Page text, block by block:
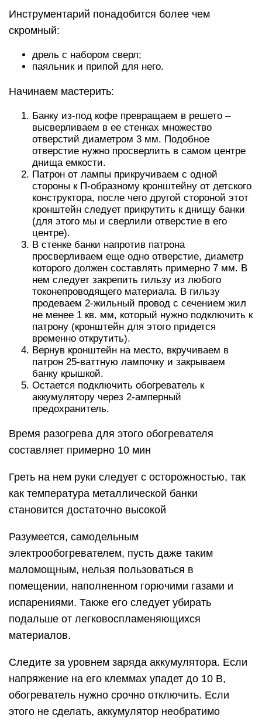
Инструментарий понадобится более чем
скромный:
дрель с набором сверл;
паяльник и припой для него.
Начинаем мастерить:
Банку из-под кофе превращаем в решето –
высверливаем в ее стенках множество
отверстий диаметром 3 мм. Подобное
отверстие нужно просверлить в самом центре
днища емкости.
Патрон от лампы прикручиваем с одной
стороны к П-образному кронштейну от детского
конструктора, после чего другой стороной этот
кронштейн следует прикрутить к днищу банки
(для этого мы и сверлили отверстие в его
центре).
В стенке банки напротив патрона
просверливаем еще одно отверстие, диаметр
которого должен составлять примерно 7 мм. В
нем следует закрепить гильзу из любого
токонепроводящего материала. В гильзу
продеваем 2-жильный провод с сечением жил
не менее 1 кв. мм, который нужно подключить к
патрону (кронштейн для этого придется
временно открутить).
Вернув кронштейн на место, вкручиваем в
патрон 25-ваттную лампочку и закрываем
банку крышкой.
Остается подключить обогреватель к
аккумулятору через 2-амперный
предохранитель.
Время разогрева для этого обогревателя
составляет примерно 10 мин
Греть на нем руки следует с осторожностью, так
как температура металлической банки
становится достаточно высокой
Разумеется, самодельным
электрообогревателем, пусть даже таким
маломощным, нельзя пользоваться в
помещении, наполненном горючими газами и
испарениями. Также его следует убирать
подальше от легковоспламеняющихся
материалов.
Следите за уровнем заряда аккумулятора. Если
напряжение на его клеммах упадет до 10 В,
обогреватель нужно срочно отключить. Если
этого не сделать, аккумулятор необратимо